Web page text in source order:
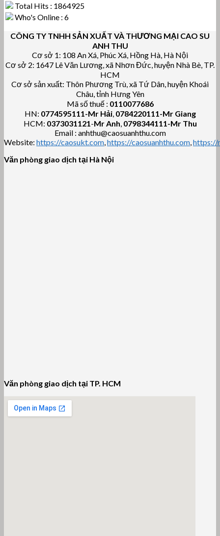
Total Hits : 1864925
Who's Online : 6
CÔNG TY TNHH SẢN XUẤT VÀ THƯƠNG MẠI CAO SU
ANH THU
Cơ sở 1: 108 An Xá, Phúc Xá, Hồng Hà, Hà Nội
Cơ sở 2: 1647 Lê Văn Lương, xã Nhơn Đức, huyện Nhà Bè, TP.
HCM
Cơ sở sản xuất: Thôn Phương Trù, xã Tứ Dân, huyện Khoái
Châu, tỉnh Hưng Yên
Mã số thuế : 0110077686
HN: 0774595111-Mr Hải, 0784220111-Mr Giang
HCM: 0373031121-Mr Anh, 0798344111-Mr Thu
Email : anhthu@caosuanhthu.com
Website: https://caosukt.com,https://caosuanhthu.com,https://
Văn phòng giao dịch tại Hà Nội
Văn phòng giao dịch tại TP. HCM